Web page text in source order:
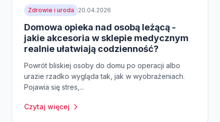
Zdrowie i uroda 20.04.2026
Domowa opieka nad osobą leżącą -
jakie akcesoria w sklepie medycznym
realnie ułatwiają codzienność?
Powrót bliskiej osoby do domu po operacji albo
urazie rzadko wygląda tak, jak w wyobrażeniach.
Pojawia się stres,...
Czytaj więcej